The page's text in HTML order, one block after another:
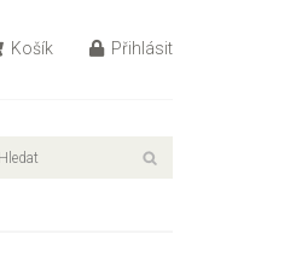
Košík Přihlásit